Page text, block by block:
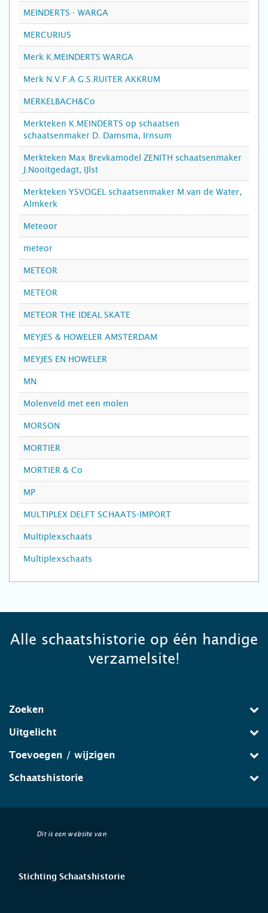
MEINDERTS - WARGA
MERCURIUS
Merk K.MEINDERTS WARGA
Merk N.V.F.A G.S.RUITER AKKRUM
MERKELBACH&Co
Merkteken K.MEINDERTS op schaatsen
schaatsenmaker D. Damsma, Irnsum
Merkteken Max Brevkamodel ZENITH schaatsenmaker
J.Nooitgedagt, IJlst
Merkteken YSVOGEL schaatsenmaker M.van de Water,
Almkerk
Meteoor
meteor
METEOR
METEOR
METEOR THE IDEAL SKATE
MEYJES & HOWELER AMSTERDAM
MEYJES EN HOWELER
MN
Molenveld met een molen
MORSON
MORTIER
MORTIER & Co
MP
MULTIPLEX DELFT SCHAATS-IMPORT
Multiplexschaats
Multiplexschaats
Alle schaatshistorie op één handige
verzamelsite!
Zoeken
Uitgelicht
Toevoegen / wijzigen
Schaatshistorie
Dit is een website van
Stichting Schaatshistorie